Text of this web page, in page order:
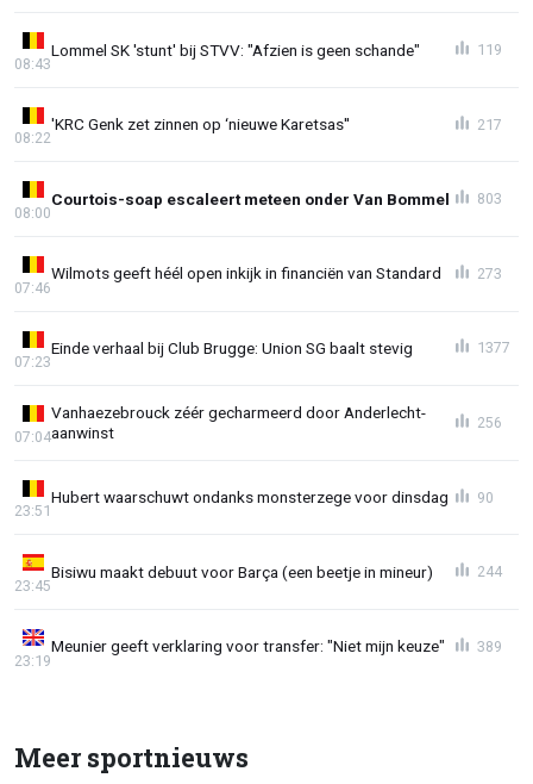
Lommel SK 'stunt' bij STVV: "Afzien is geen schande"
08:43
119
'KRC Genk zet zinnen op ‘nieuwe Karetsas''
08:22
217
Courtois-soap escaleert meteen onder Van Bommel
08:00
803
Wilmots geeft héél open inkijk in financiën van Standard
07:46
273
Einde verhaal bij Club Brugge: Union SG baalt stevig
07:23
1377
Vanhaezebrouck zéér gecharmeerd door Anderlecht-
aanwinst
07:04
256
Hubert waarschuwt ondanks monsterzege voor dinsdag
23:51
90
Bisiwu maakt debuut voor Barça (een beetje in mineur)
23:45
244
Meunier geeft verklaring voor transfer: "Niet mijn keuze"
23:19
389
Meer sportnieuws